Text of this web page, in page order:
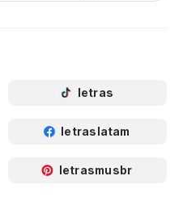
letras
letraslatam
letrasmusbr